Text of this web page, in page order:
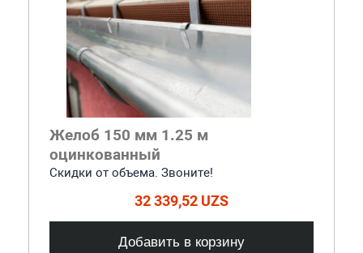
Желоб 150 мм 1.25 м
оцинкованный
Скидки от объема. Звоните!
32 339,52 UZS
Добавить в корзину